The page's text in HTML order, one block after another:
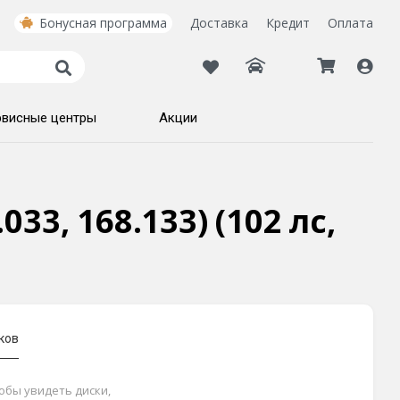
Бонусная программа Доставка Кредит Оплата
центры Акции
168.133) (102 лс,
увидеть диски,